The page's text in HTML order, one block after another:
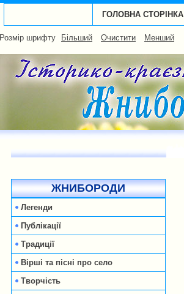
ГОЛОВНА СТОРІНКА
Розмір шрифту Більший Очистити Менший
ЖНИБОРОДИ
Легенди
Публікації
Традиції
Вірші та пісні про село
Творчість